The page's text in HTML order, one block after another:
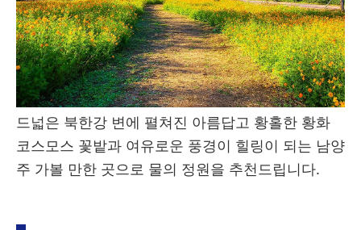
드넓은 북한강 변에 펼쳐진 아름답고 황홀한 황화
코스모스 꽃밭과 여유로운 풍경이 힐링이 되는 남양
주 가볼 만한 곳으로 물의 정원을 추천드립니다.